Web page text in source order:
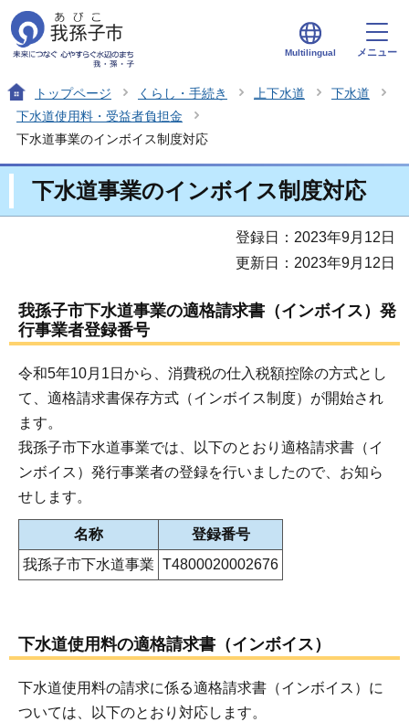
Multilingual メニュー
トップページ くらし・手続き 上下水道
下水道
下水道使用料・受益者負担金
下水道事業のインボイス制度対応
下水道事業のインボイス制度対応
登録日：2023年9月12日
更新日：2023年9月12日
我孫子市下水道事業の適格請求書（インボイス）発
行事業者登録番号
令和5年10月1日から、消費税の仕入税額控除の方式とし
て、適格請求書保存方式（インボイス制度）が開始され
ます。
我孫子市下水道事業では、以下のとおり適格請求書（イ
ンボイス）発行事業者の登録を行いましたので、お知ら
せします。
名称
登録番号
我孫子市下水道事業 T4800020002676
下水道使用料の適格請求書（インボイス）
下水道使用料の請求に係る適格請求書（インボイス）に
ついては、以下のとおり対応します。